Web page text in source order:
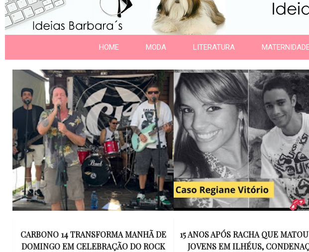
HOME MODA LITERATURA
15 ANOS APÓS RACHA QUE MATOU DOIS
JOVENS EM ILHÉUS, CONDENAÇÃO
UM KIT DE MAQUIAGEM, UMA
DE TRABALHO E UMA